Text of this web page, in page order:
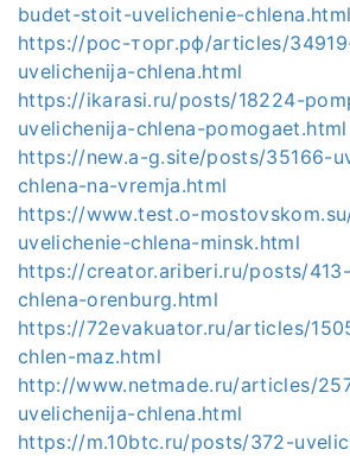
budet-stoit-uvelichenie-chlena.html
https://рос-торг.рф/articles/
uvelichenija-chlena.html
https://ikarasi.ru/posts/18224-
uvelichenija-chlena-pomogaet.html
https://new.a-g.site/posts/35166-
chlena-na-vremja.html
https://www.test.o-
uvelichenie-chlena-minsk.html
https://creator.ariberi.ru/posts/
chlena-orenburg.html
https://72evakuator.ru/articles/
chlen-maz.html
http://www.netmade.ru/articles/
uvelichenija-chlena.html
https://m.10btc.ru/posts/372-